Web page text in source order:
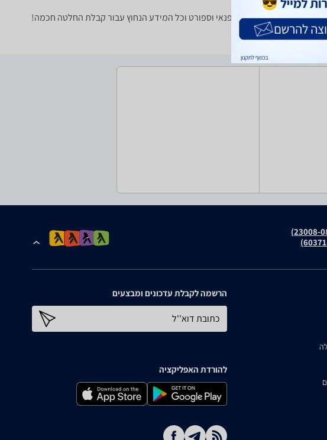
הרשמה לקבלת עדכונים ומבצעים
כתובת דוא''ל
להורדת האפליקציה